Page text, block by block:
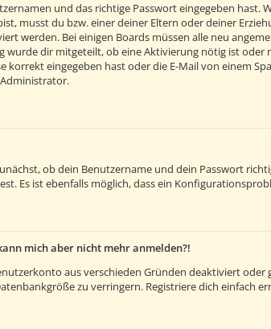
und das richtige Passwort eingegeben hast.
musst du bzw. einer deiner Eltern oder deiner
werden. Bei einigen Boards müssen alle neu
wurde dir mitgeteilt, ob eine Aktivierung nötig ist
korrekt eingegeben hast oder die E-Mail von einem
ob dein Benutzername und dein Passwort
Es ist ebenfalls möglich, dass ein
mich aber nicht mehr anmelden?!
aus verschieden Gründen deaktiviert
zu verringern. Registriere dich einfach